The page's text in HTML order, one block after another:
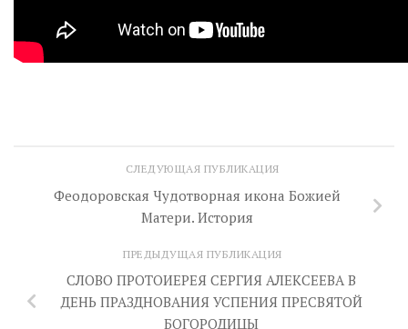
СЛЕДУЮЩАЯ ПУБЛИКАЦИЯ
Феодоровская Чудотворная икона Божией
Матери. История
ПРЕДЫДУЩАЯ ПУБЛИКАЦИЯ
СЛОВО ПРОТОИЕРЕЯ СЕРГИЯ АЛЕКСЕЕВА В
ДЕНЬ ПРАЗДНОВАНИЯ УСПЕНИЯ ПРЕСВЯТОЙ
БОГОРОДИЦЫ